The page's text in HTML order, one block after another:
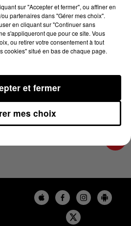
19 sec
DU 11/11/2024 À
sur "Accepter et fermer", ou affiner en
partenaires dans "Gérer mes choix".
en cliquant sur "Continuer sans
s'appliqueront que pour ce site. Vous
ou retirer votre consentement à tout
cookies" situé en bas de chaque page.
mes choix
et fermer